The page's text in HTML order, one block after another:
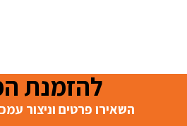
להזמנת
השאירו פרטים וניצור